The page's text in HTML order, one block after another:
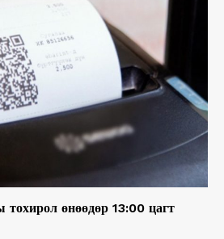
өнөөдөр 13:00 цагт